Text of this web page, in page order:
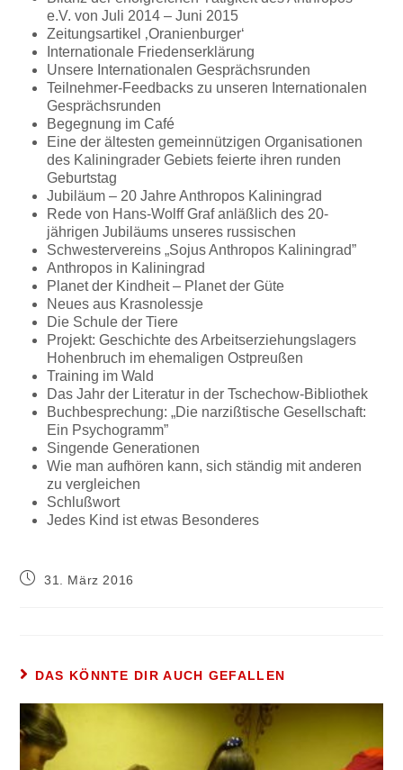
e.V. von Juli 2014 – Juni 2015
Zeitungsartikel ‚Oranienburger‘
Internationale Friedenserklärung
Unsere Internationalen Gesprächsrunden
Teilnehmer-Feedbacks zu unseren Internationalen
Gesprächsrunden
Begegnung im Café
Eine der ältesten gemeinnützigen Organisationen
des Kaliningrader Gebiets feierte ihren runden
Geburtstag
Jubiläum – 20 Jahre Anthropos Kaliningrad
Rede von Hans-Wolff Graf anläßlich des 20-
jährigen Jubiläums unseres russischen
Schwestervereins „Sojus Anthropos Kaliningrad”
Anthropos in Kaliningrad
Planet der Kindheit – Planet der Güte
Neues aus Krasnolessje
Die Schule der Tiere
Projekt: Geschichte des Arbeitserziehungslagers
Hohenbruch im ehemaligen Ostpreußen
Training im Wald
Das Jahr der Literatur in der Tschechow-Bibliothek
Buchbesprechung: „Die narzißtische Gesellschaft:
Ein Psychogramm”
Singende Generationen
Wie man aufhören kann, sich ständig mit anderen
zu vergleichen
Schlußwort
Jedes Kind ist etwas Besonderes
31. März 2016
DAS KÖNNTE DIR AUCH GEFALLEN